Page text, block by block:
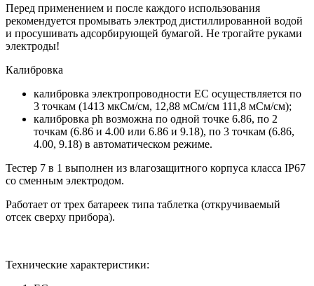
Перед применением и после каждого использования
рекомендуется промывать электрод дистиллированной водой
и просушивать адсорбирующей бумагой. Не трогайте руками
электроды!
Калибровка
калибровка электропроводности EC осуществляется по
3 точкам (1413 мкСм/см, 12,88 мСм/см 111,8 мСм/см);
калибровка ph возможна по одной точке 6.86, по 2
точкам (6.86 и 4.00 или 6.86 и 9.18), по 3 точкам (6.86,
4.00, 9.18) в автоматическом режиме.
Тестер 7 в 1 выполнен из влагозащитного корпуса класса IP67
со сменным электродом.
Работает от трех батареек типа таблетка (откручиваемый
отсек сверху прибора).
Технические характеристики: